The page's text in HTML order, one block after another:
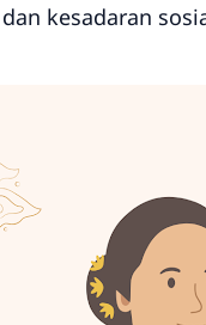
kesadaran